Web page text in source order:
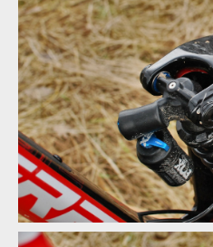
Karbonové vahadlo